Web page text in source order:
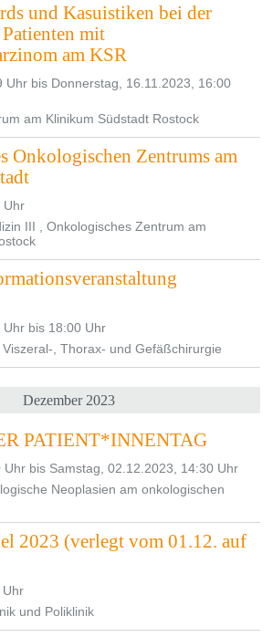
und Kasuistiken bei der
mit
am KSR
Uhr bis Donnerstag, 16.11.2023, 16:00
am Klinikum Südstadt Rostock
Onkologischen Zentrums am
Uhr
III , Onkologisches Zentrum am
Uhr bis 18:00 Uhr
, Thorax- und Gefäßchirurgie
Dezember 2023
PATIENT*INNENTAG
Uhr bis Samstag, 02.12.2023, 14:30 Uhr
Neoplasien am onkologischen
2023 (verlegt vom 01.12. auf
Uhr
und Poliklinik